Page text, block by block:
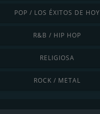
POP / LOS ÉXITOS DE HOY
R&B / HIP HOP
RELIGIOSA
ROCK / METAL